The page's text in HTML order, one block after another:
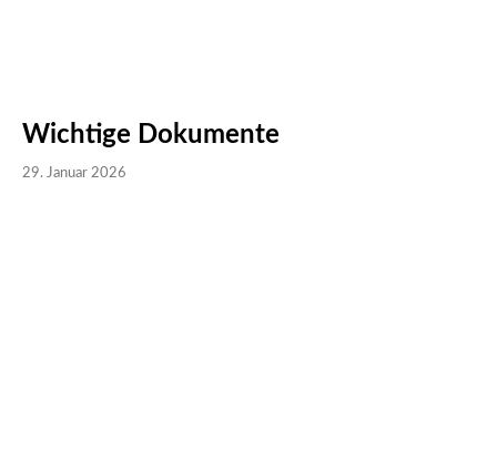
Wichtige Dokumente
29. Januar 2026